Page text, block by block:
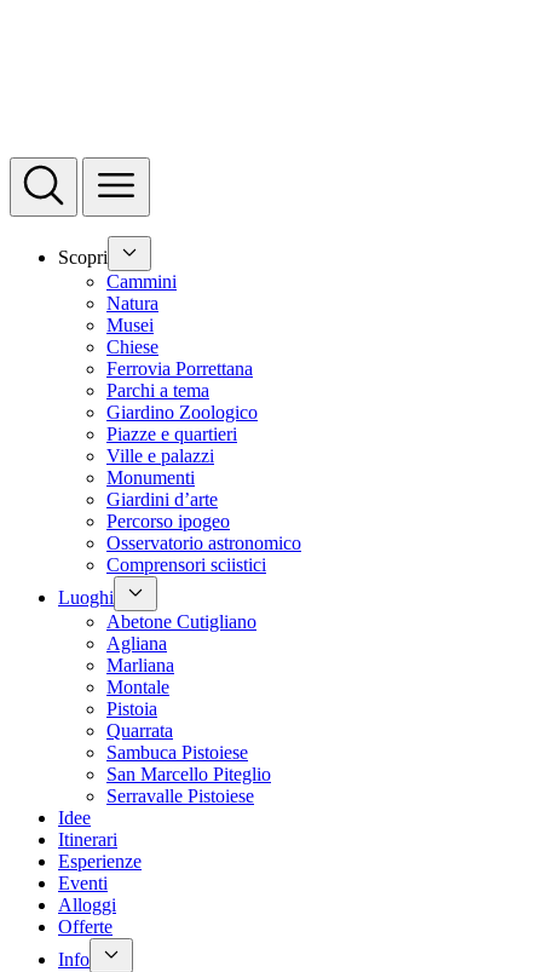
Scopri
Cammini
Natura
Musei
Chiese
Ferrovia Porrettana
Parchi a tema
Giardino Zoologico
Piazze e quartieri
Ville e palazzi
Monumenti
Giardini d’arte
Percorso ipogeo
Osservatorio astronomico
Comprensori sciistici
Luoghi
Abetone Cutigliano
Agliana
Marliana
Montale
Pistoia
Quarrata
Sambuca Pistoiese
San Marcello Piteglio
Serravalle Pistoiese
Idee
Itinerari
Esperienze
Eventi
Alloggi
Offerte
Info